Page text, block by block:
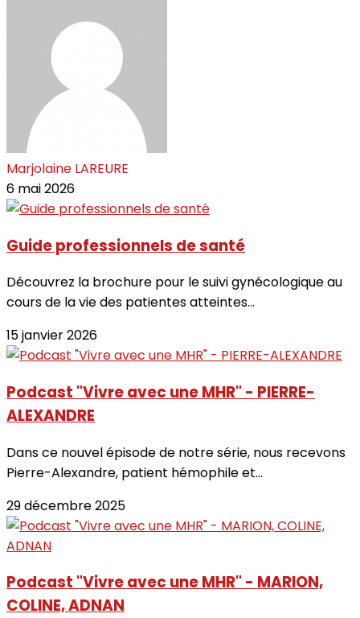
Marjolaine LAREURE
6 mai 2026
Guide professionnels de santé
Découvrez la brochure pour le suivi gynécologique au
cours de la vie des patientes atteintes...
15 janvier 2026
Podcast "Vivre avec une MHR" - PIERRE-
ALEXANDRE
Dans ce nouvel épisode de notre série, nous recevons
Pierre-Alexandre, patient hémophile et...
29 décembre 2025
Podcast "Vivre avec une MHR" - MARION,
COLINE, ADNAN